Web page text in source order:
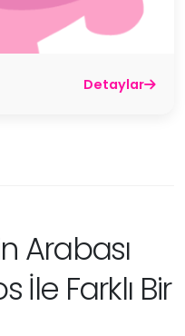
Detaylar
Arabası
İle Farklı Bir